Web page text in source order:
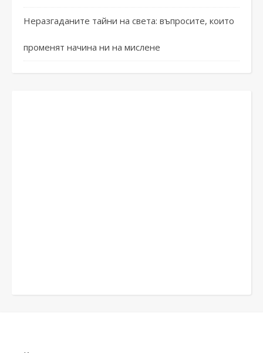
Неразгаданите тайни на света: въпросите, които
променят начина ни на мислене